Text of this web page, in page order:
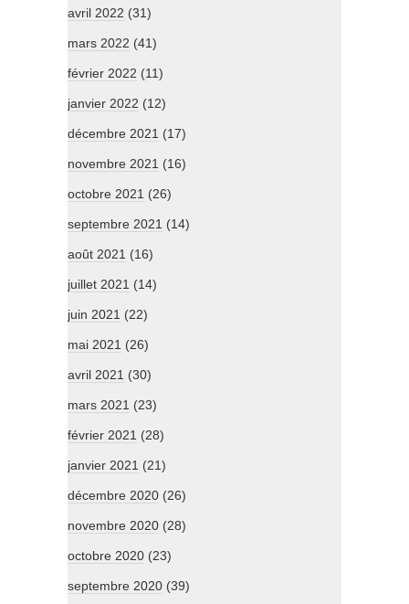
avril 2022 (31)
mars 2022 (41)
février 2022 (11)
janvier 2022 (12)
décembre 2021 (17)
novembre 2021 (16)
octobre 2021 (26)
septembre 2021 (14)
août 2021 (16)
juillet 2021 (14)
juin 2021 (22)
mai 2021 (26)
avril 2021 (30)
mars 2021 (23)
février 2021 (28)
janvier 2021 (21)
décembre 2020 (26)
novembre 2020 (28)
octobre 2020 (23)
septembre 2020 (39)